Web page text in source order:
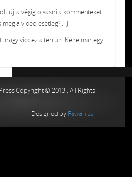
újra végig olvasni a kommenteket
a video esetleg?... }
nagy vicc ez a terrun. Kéne már egy
Copyright © 2013 , All Rights
Designed by Fawaniss